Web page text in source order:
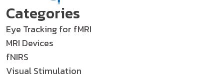
Categories
Eye Tracking for fMRI
MRI Devices
fNIRS
Visual Stimulation